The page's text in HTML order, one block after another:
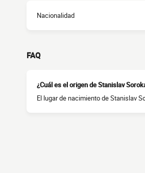
Nacionalidad
FAQ
¿Cuál es el origen de Stanislav
El lugar de nacimiento de Stanislav